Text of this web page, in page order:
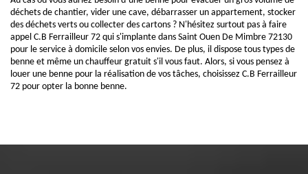
déchets de chantier, vider une cave, débarrasser un appartement, stocker
des déchets verts ou collecter des cartons ? N'hésitez surtout pas à faire
appel C.B Ferrailleur 72 qui s'implante dans Saint Ouen De Mimbre 72130
pour le service à domicile selon vos envies. De plus, il dispose tous types de
benne et même un chauffeur gratuit s'il vous faut. Alors, si vous pensez à
louer une benne pour la réalisation de vos tâches, choisissez C.B Ferrailleur
72 pour opter la bonne benne.